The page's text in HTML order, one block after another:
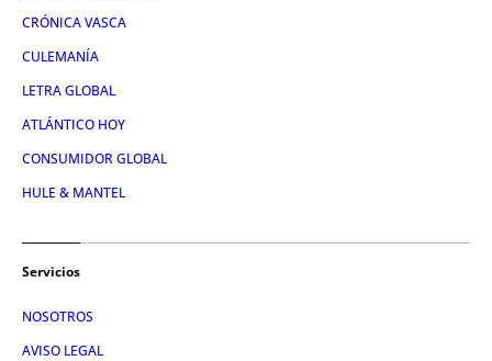
CRÓNICA VASCA
CULEMANÍA
LETRA GLOBAL
ATLÁNTICO HOY
CONSUMIDOR GLOBAL
HULE & MANTEL
Servicios
NOSOTROS
AVISO LEGAL